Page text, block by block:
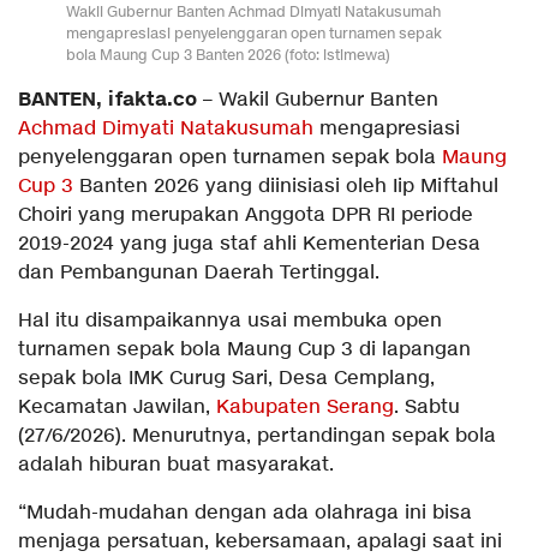
Wakil Gubernur Banten Achmad Dimyati Natakusumah
mengapresiasi penyelenggaran open turnamen sepak
bola Maung Cup 3 Banten 2026 (foto: istimewa)
BANTEN, ifakta.co – Wakil Gubernur Banten
Achmad Dimyati Natakusumah mengapresiasi
penyelenggaran open turnamen sepak bola Maung
Cup 3 Banten 2026 yang diinisiasi oleh Iip Miftahul
Choiri yang merupakan Anggota DPR RI periode
2019-2024 yang juga staf ahli Kementerian Desa
dan Pembangunan Daerah Tertinggal.
Hal itu disampaikannya usai membuka open
turnamen sepak bola Maung Cup 3 di lapangan
sepak bola IMK Curug Sari, Desa Cemplang,
Kecamatan Jawilan, Kabupaten Serang. Sabtu
(27/6/2026). Menurutnya, pertandingan sepak bola
adalah hiburan buat masyarakat.
“Mudah-mudahan dengan ada olahraga ini bisa
menjaga persatuan, kebersamaan, apalagi saat ini